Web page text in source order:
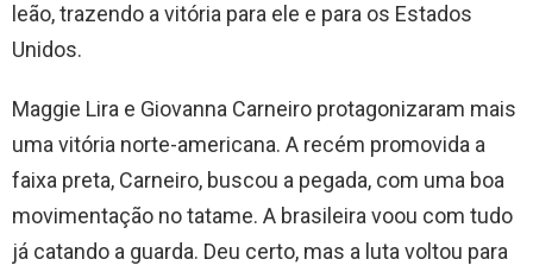
leão, trazendo a vitória para ele e para os Estados
Unidos.
Maggie Lira e Giovanna Carneiro protagonizaram mais
uma vitória norte-americana. A recém promovida a
faixa preta, Carneiro, buscou a pegada, com uma boa
movimentação no tatame. A brasileira voou com tudo
já catando a guarda. Deu certo, mas a luta voltou para